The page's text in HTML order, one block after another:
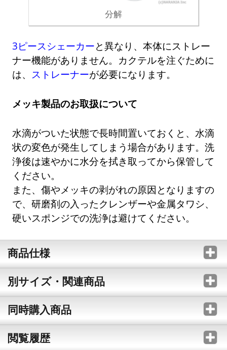
分解
3ピースシェーカーと異なり、本体にストレー
ナー機能がありません。カクテルを注ぐために
は、
ストレーナーが必要になります。
メッキ製品のお取扱について
水滴がついた状態で長時間置いておくと、水滴
状の変色が発生してしまう場合があります。洗
浄後は速やかに水分を拭き取ってから保管して
ください。
また、傷やメッキの剥がれの原因となりますの
で、研磨剤の入ったクレンザーや金属タワシ、
硬いスポンジでの洗浄は避けてください。
商品仕様
別サイズ・関連商品
同時購入商品
閲覧履歴